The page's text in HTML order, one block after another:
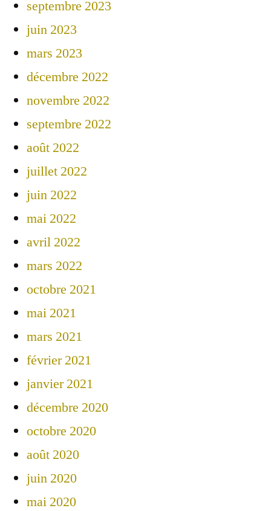
septembre 2023
juin 2023
mars 2023
décembre 2022
novembre 2022
septembre 2022
août 2022
juillet 2022
juin 2022
mai 2022
avril 2022
mars 2022
octobre 2021
mai 2021
mars 2021
février 2021
janvier 2021
décembre 2020
octobre 2020
août 2020
juin 2020
mai 2020